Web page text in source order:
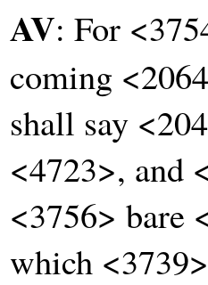
AV: For
coming
shall say
<4723>, and
<3756> bare
which